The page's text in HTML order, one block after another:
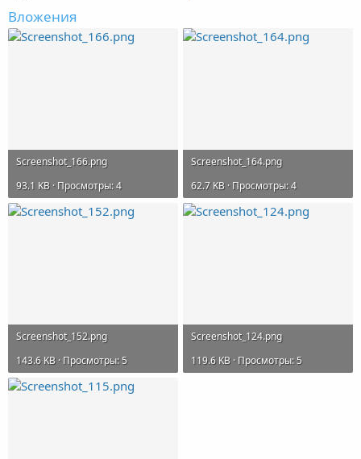
Вложения
Screenshot_166.png
93.1 KB · Просмотры: 4
Screenshot_164.png
62.7 KB · Просмотры: 4
Screenshot_152.png
143.6 KB · Просмотры: 5
Screenshot_124.png
119.6 KB · Просмотры: 5